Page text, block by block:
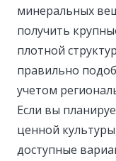
минеральных
получить
плотной
правильно
учетом
Если вы
ценной
доступные